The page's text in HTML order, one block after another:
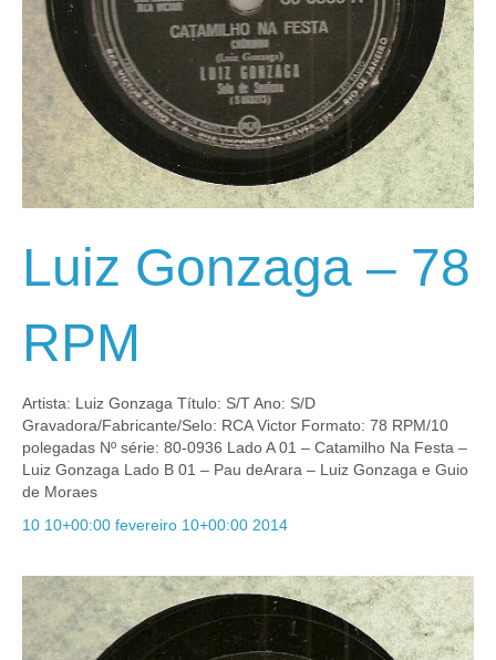
Luiz Gonzaga – 78
RPM
Artista: Luiz Gonzaga Título: S/T Ano: S/D
Gravadora/Fabricante/Selo: RCA Victor Formato: 78 RPM/10
polegadas Nº série: 80-0936 Lado A 01 – Catamilho Na Festa –
Luiz Gonzaga Lado B 01 – Pau deArara – Luiz Gonzaga e Guio
de Moraes
10 10+00:00 fevereiro 10+00:00 2014